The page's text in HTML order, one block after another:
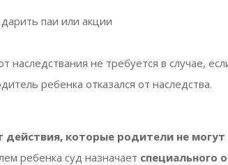
паи или акции
наследствания не требуется в случае,
ребенка отказался от наследства.
действия, которые родители не
ребенка суд назначает специального